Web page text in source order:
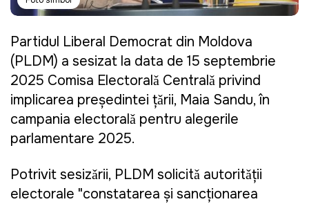
Partidul Liberal Democrat din Moldova
(PLDM) a sesizat la data de 15 septembrie
2025 Comisa Electoralǎ Centralǎ privind
implicarea președintei țǎrii, Maia Sandu, în
campania electoralǎ pentru alegerile
parlamentare 2025.
Potrivit sesizǎrii, PLDM solicitǎ autoritǎții
electorale "constatarea și sancționarea